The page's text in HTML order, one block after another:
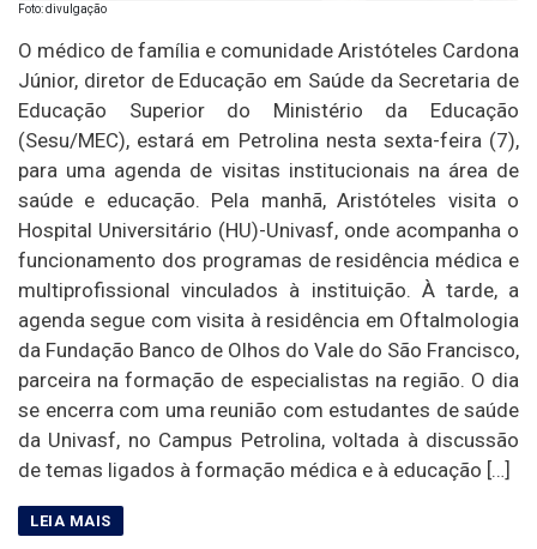
Foto: divulgação
O médico de família e comunidade Aristóteles Cardona
Júnior, diretor de Educação em Saúde da Secretaria de
Educação Superior do Ministério da Educação
(Sesu/MEC), estará em Petrolina nesta sexta-feira (7),
para uma agenda de visitas institucionais na área de
saúde e educação. Pela manhã, Aristóteles visita o
Hospital Universitário (HU)-Univasf, onde acompanha o
funcionamento dos programas de residência médica e
multiprofissional vinculados à instituição. À tarde, a
agenda segue com visita à residência em Oftalmologia
da Fundação Banco de Olhos do Vale do São Francisco,
parceira na formação de especialistas na região. O dia
se encerra com uma reunião com estudantes de saúde
da Univasf, no Campus Petrolina, voltada à discussão
de temas ligados à formação médica e à educação […]